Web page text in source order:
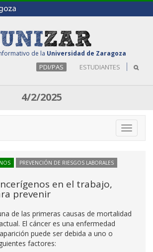
de la Universidad de Zaragoza
PDI/PAS ESTUDIANTES
4/2/2025
Toggle
PREVENCIÓN DE RIESGOS LABORALES
en el trabajo,
prevenir
de las primeras causas de mortalidad
El cáncer es una enfermedad
puede ser debida a uno o
factores: